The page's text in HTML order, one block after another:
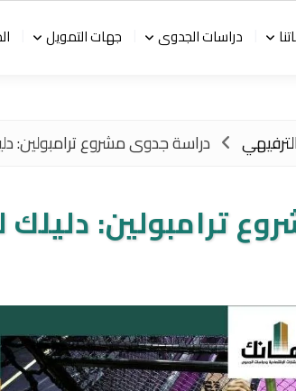
دراسات الجدوى جهات التمويل
دراسة جدوى مشروع ترامبولين:
ترامبولين: